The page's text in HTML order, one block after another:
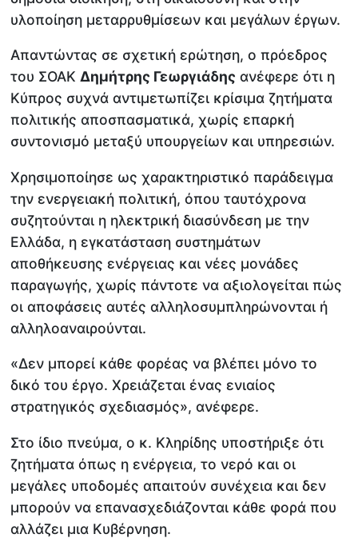
υλοποίηση μεταρρυθμίσεων και μεγάλων έργων.
Απαντώντας σε σχετική ερώτηση, ο πρόεδρος
του ΣΟΑΚΔημήτρης Γεωργιάδης ανέφερε ότι η
Κύπρος συχνά αντιμετωπίζει κρίσιμα ζητήματα
πολιτικής αποσπασματικά, χωρίς επαρκή
συντονισμό μεταξύ υπουργείων και υπηρεσιών.
Χρησιμοποίησε ως χαρακτηριστικό παράδειγμα
την ενεργειακή πολιτική, όπου ταυτόχρονα
συζητούνται η ηλεκτρική διασύνδεση με την
Ελλάδα, η εγκατάσταση συστημάτων
αποθήκευσης ενέργειας και νέες μονάδες
παραγωγής, χωρίς πάντοτε να αξιολογείται πώς
οι αποφάσεις αυτές αλληλοσυμπληρώνονται ή
αλληλοαναιρούνται.
«Δεν μπορεί κάθε φορέας να βλέπει μόνο το
δικό του έργο. Χρειάζεται ένας ενιαίος
στρατηγικός σχεδιασμός», ανέφερε.
Στο ίδιο πνεύμα, ο κ. Κληρίδης υποστήριξε ότι
ζητήματα όπως η ενέργεια, το νερό και οι
μεγάλες υποδομές απαιτούν συνέχεια και δεν
μπορούν να επανασχεδιάζονται κάθε φορά που
αλλάζει μια Κυβέρνηση.